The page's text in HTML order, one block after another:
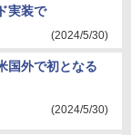
実装で
(2024/5/30)
国外で初となる
(2024/5/30)